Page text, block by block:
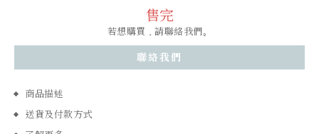
售完
若想購買，請聯絡我們。
聯絡我們
商品描述
送貨及付款方式